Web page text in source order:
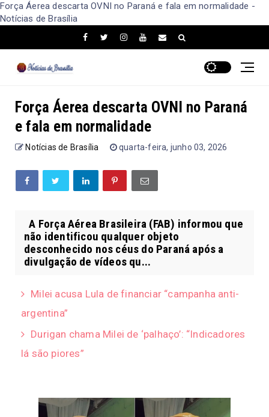
Força Áerea descarta OVNI no Paraná e fala em normalidade -
Notícias de Brasília
Força Áerea descarta OVNI no Paraná
e fala em normalidade
Notícias de Brasília quarta-feira, junho 03, 2026
A Força Aérea Brasileira (FAB) informou que
não identificou qualquer objeto
desconhecido nos céus do Paraná após a
divulgação de vídeos qu...
Milei acusa Lula de financiar “campanha anti-
argentina”
Durigan chama Milei de ‘palhaço’: “Indicadores
lá são piores”